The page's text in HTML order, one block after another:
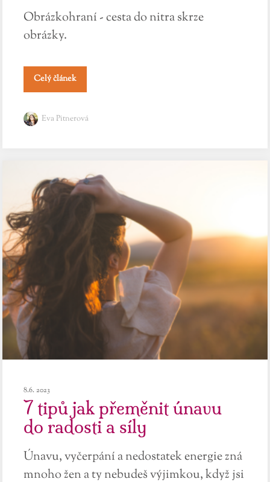
Obrázkohraní - cesta do nitra skrze
obrázky.
Celý článek
Eva Pitnerová
8.6. 2023
7 tipů jak přeměnit únavu
do radosti a síly
Únavu, vyčerpání a nedostatek energie zná
mnoho žen a ty nebudeš výjimkou, když jsi